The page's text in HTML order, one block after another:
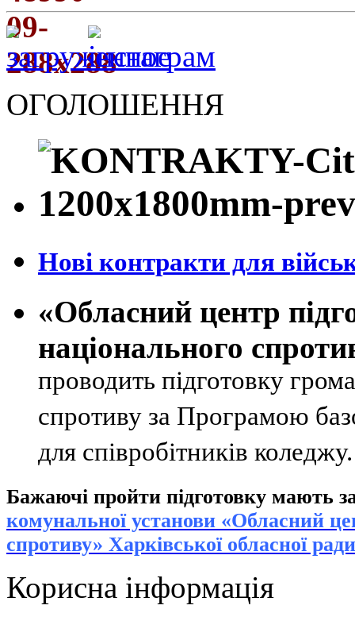
ОГОЛОШЕННЯ
Нові контракти для
«Обласний центр
національного
проводить підготовку
спротиву за Програмою
для співробітників
Бажаючі пройти підготовку мають
комунальної установи «Обласний
спротиву» Харківської обласної
Корисна інформація